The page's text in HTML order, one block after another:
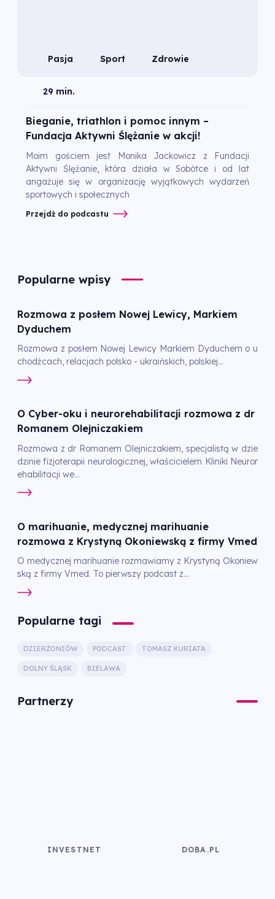
Pasja Sport Zdrowie
29 min.
Bieganie, triathlon i pomoc innym –
Fundacja Aktywni Ślężanie w akcji!
Moim gościem jest Monika Jackowicz z Fundacji
Aktywni Ślężanie, która działa w Sobótce i od lat
angażuje się w organizację wyjątkowych wydarzeń
sportowych i społecznych
Przejdź do podcastu
Popularne wpisy
Rozmowa z posłem Nowej Lewicy, Markiem
Dyduchem
Rozmowa z posłem Nowej Lewicy Markiem Dyduchem o u
chodźcach, relacjach polsko - ukraińskich, polskiej...
O Cyber-oku i neurorehabilitacji rozmowa z dr
Romanem Olejniczakiem
Rozmowa z dr Romanem Olejniczakiem, specjalistą w dzie
dzinie fizjoterapii neurologicznej, właścicielem Kliniki Neuror
ehabilitacji we...
O marihuanie, medycznej marihuanie
rozmowa z Krystyną Okoniewską z firmy Vmed
O medycznej marihuanie rozmawiamy z Krystyną Okoniew
ską z firmy Vmed. To pierwszy podcast z...
Popularne tagi
DZIERŻONIÓW PODCAST TOMASZ KURIATA
DOLNY ŚLĄSK BIELAWA
Partnerzy
INVESTNET DOBA.PL